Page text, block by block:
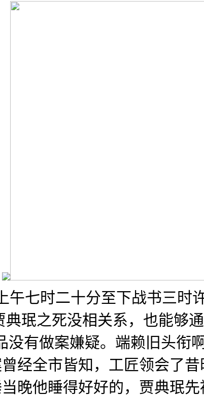
午七时二十分至下战书三时
珉之死没相关系，也能够
没有做案嫌疑。端赖旧头衔
经全市皆知，工匠领会了
晚他睡得好好的，贾典珉